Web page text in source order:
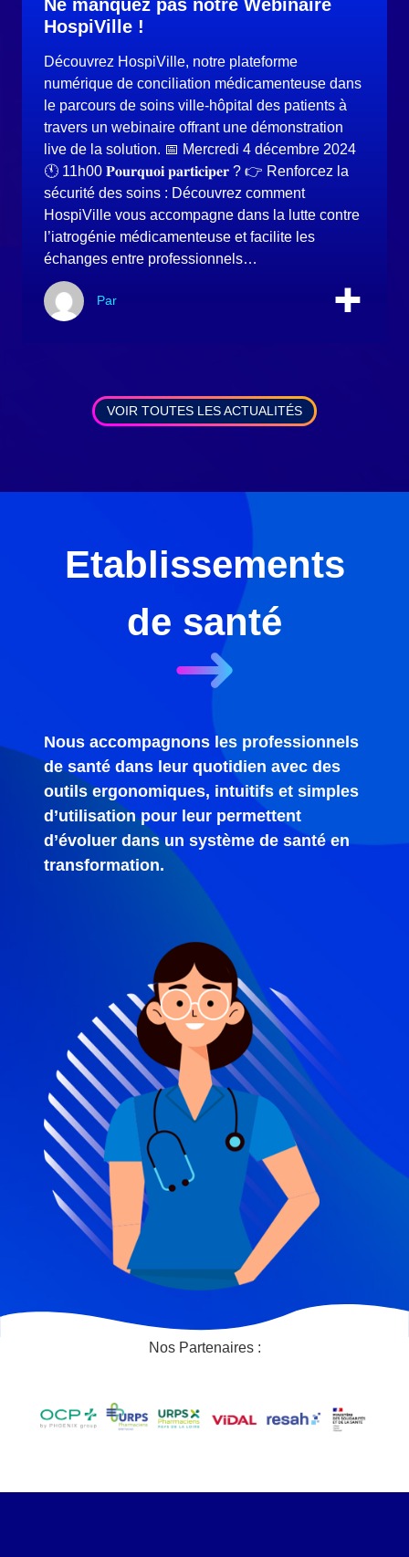
Ne manquez pas notre Webinaire
HospiVille !
Découvrez HospiVille, notre plateforme
numérique de conciliation médicamenteuse dans
le parcours de soins ville-hôpital des patients à
travers un webinaire offrant une démonstration
live de la solution. 📅 Mercredi 4 décembre 2024
🕚 11h00 𝐏𝐨𝐮𝐫𝐪𝐮𝐨𝐢 𝐩𝐚𝐫𝐭𝐢𝐜𝐢𝐩𝐞𝐫 ? 👉 Renforcez la
sécurité des soins : Découvrez comment
HospiVille vous accompagne dans la lutte contre
l’iatrogénie médicamenteuse et facilite les
échanges entre professionnels…
Par
VOIR TOUTES LES ACTUALITÉS
Etablissements
de santé
Nous accompagnons les professionnels
de santé dans leur quotidien avec des
outils ergonomiques, intuitifs et simples
d’utilisation pour leur permettent
d’évoluer dans un système de santé en
transformation.
Nos Partenaires :